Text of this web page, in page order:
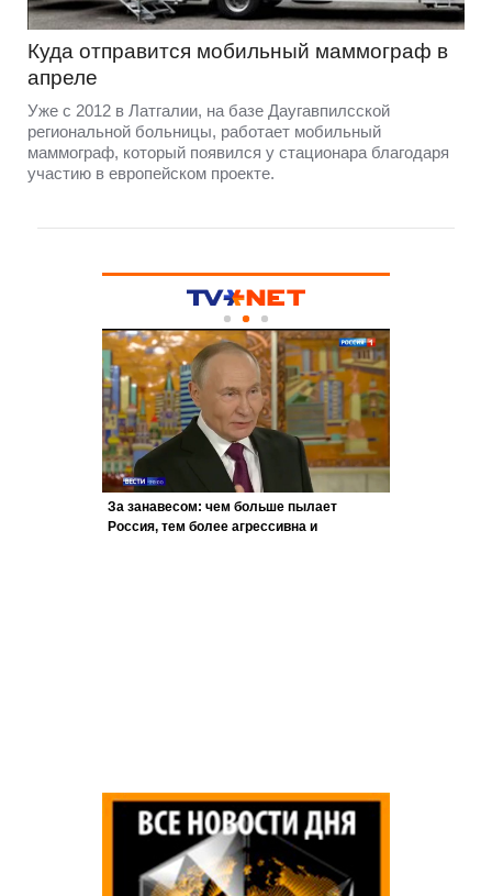
Куда отправится мобильный маммограф в
апреле
Уже с 2012 в Латгалии, на базе Даугавпилсской
региональной больницы, работает мобильный
маммограф, который появился у стационара благодаря
участию в европейском проекте.